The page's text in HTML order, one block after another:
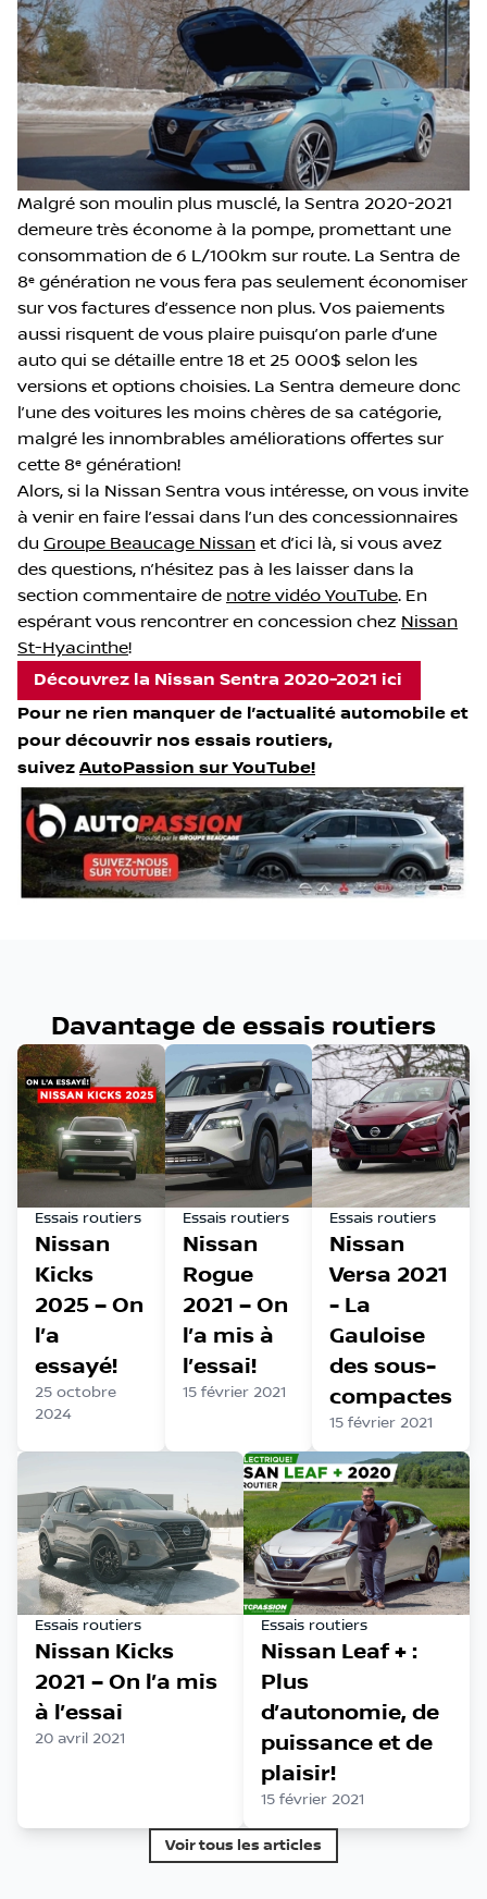
Malgré son moulin plus musclé, la Sentra 2020-2021
demeure très économe à la pompe, promettant une
consommation de 6 L/100km sur route. La Sentra de
8e génération ne vous fera pas seulement économiser
sur vos factures d’essence non plus. Vos paiements
aussi risquent de vous plaire puisqu’on parle d’une
auto qui se détaille entre 18 et 25 000$ selon les
versions et options choisies. La Sentra demeure donc
l’une des voitures les moins chères de sa catégorie,
malgré les innombrables améliorations offertes sur
cette 8e génération!
Alors, si la Nissan Sentra vous intéresse, on vous invite
à venir en faire l’essai dans l’un des concessionnaires
du Groupe Beaucage Nissan et d’ici là, si vous avez
des questions, n’hésitez pas à les laisser dans la
section commentaire de notre vidéo YouTube. En
espérant vous rencontrer en concession chez Nissan
St-Hyacinthe!
Découvrez la Nissan Sentra 2020-2021 ici
Pour ne rien manquer de l’actualité automobile et
pour découvrir nos essais routiers,
suivez AutoPassion sur YouTube!
Davantage de essais routiers
Essais routiers
Nissan
Kicks
2025 – On
l’a
essayé!
25 octobre
2024
Essais routiers
Nissan
Rogue
2021 – On
l’a mis à
l’essai!
15 février 2021
Essais routiers
Nissan
Versa 2021
- La
Gauloise
des sous-
compactes
15 février 2021
Essais routiers
Nissan Kicks
2021 – On l’a mis
à l’essai
20 avril 2021
Essais routiers
Nissan Leaf + :
Plus
d’autonomie, de
puissance et de
plaisir!
15 février 2021
Voir tous les articles